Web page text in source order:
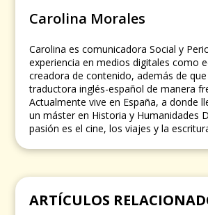
Carolina Morales
Carolina es comunicadora Social y
experiencia en medios digitales como
creadora de contenido, además de
traductora inglés-español de manera
Actualmente vive en España, a donde
un máster en Historia y Humanidades
pasión es el cine, los viajes y la
ARTÍCULOS